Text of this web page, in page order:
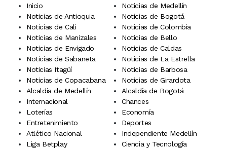
Inicio
Noticias de Medellín
Noticias de Antioquia
Noticias de Bogotá
Noticias de Cali
Noticias de Colombia
Noticias de Manizales
Noticias de Bello
Noticias de Envigado
Noticias de Caldas
Noticias de Sabaneta
Noticias de La Estrella
Noticias Itagüí
Noticias de Barbosa
Noticias de Copacabana
Noticias de Girardota
Alcaldía de Medellín
Alcaldía de Bogotá
Internacional
Chances
Loterías
Economía
Entretenimiento
Deportes
Atlético Nacional
Independiente Medellín
Liga Betplay
Ciencia y Tecnología